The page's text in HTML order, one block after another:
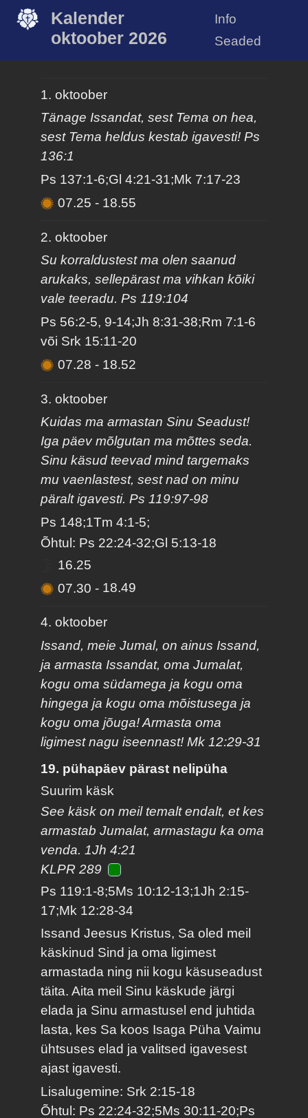
Kalender
oktoober 2026
Info
Seaded
1. oktoober
Tänage Issandat, sest Tema on hea,
sest Tema heldus kestab igavesti! Ps
136:1
Ps 137:1-6;Gl 4:21-31;Mk 7:17-23
07.25- 18.55
2. oktoober
Su korraldustest ma olen saanud
arukaks, sellepärast ma vihkan kõiki
vale teeradu. Ps 119:104
Ps 56:2-5, 9-14;Jh 8:31-38;Rm 7:1-6
või Srk 15:11-20
07.28- 18.52
3. oktoober
Kuidas ma armastan Sinu Seadust!
Iga päev mõlgutan ma mõttes seda.
Sinu käsud teevad mind targemaks
mu vaenlastest, sest nad on minu
päralt igavesti. Ps 119:97-98
Ps 148;1Tm 4:1-5;
Õhtul: Ps 22:24-32;Gl 5:13-18
16.25
07.30- 18.49
4. oktoober
Issand, meie Jumal, on ainus Issand,
ja armasta Issandat, oma Jumalat,
kogu oma südamega ja kogu oma
hingega ja kogu oma mõistusega ja
kogu oma jõuga! Armasta oma
ligimest nagu iseennast! Mk 12:29-31
19. pühapäev pärast nelipüha
Suurim käsk
See käsk on meil temalt endalt, et kes
armastab Jumalat, armastagu ka oma
venda. 1Jh 4:21
KLPR 289
Ps 119:1-8;5Ms 10:12-13;1Jh 2:15-
17;Mk 12:28-34
Issand Jeesus Kristus, Sa oled meil
käskinud Sind ja oma ligimest
armastada ning nii kogu käsuseadust
täita. Aita meil Sinu käskude järgi
elada ja Sinu armastusel end juhtida
lasta, kes Sa koos Isaga Püha Vaimu
ühtsuses elad ja valitsed igavesest
ajast igavesti.
Lisalugemine: Srk 2:15-18
Õhtul: Ps 22:24-32;5Ms 30:11-20;Ps